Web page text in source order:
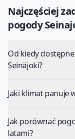
Najczęściej
pogody
Od kiedy
Seinäjoki?
Jaki klimat panuje
Jak porównać
latami?